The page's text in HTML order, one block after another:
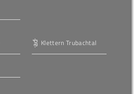
Klettern Trubachtal